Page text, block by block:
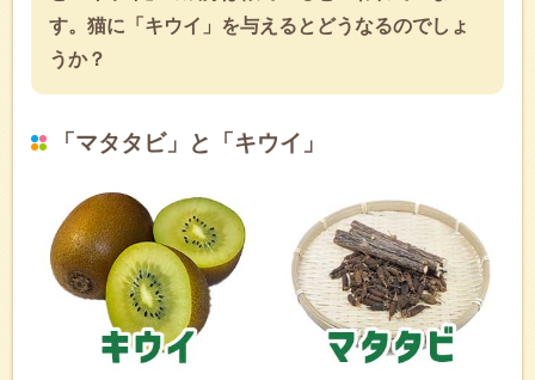
す。猫に「キウイ」を与えるとどうなるのでしょ
うか？
「マタタビ」と「キウイ」